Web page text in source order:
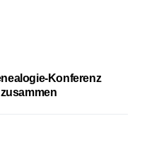
Konferenz